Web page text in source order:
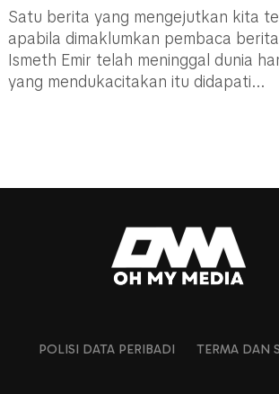
Satu berita yang mengejutkan kita
apabila dimaklumkan pembaca
Ismeth Emir telah meninggal dunia
yang mendukacitakan itu didapati...
POLISI DATA PERIBADI TERMA DAN